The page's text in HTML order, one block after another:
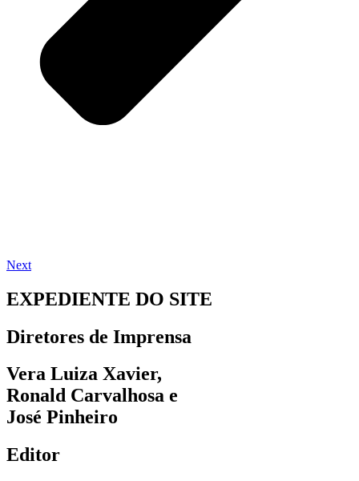
Next
EXPEDIENTE DO SITE
Diretores de Imprensa
Vera Luiza Xavier,
Ronald Carvalhosa e
José Pinheiro
Editor